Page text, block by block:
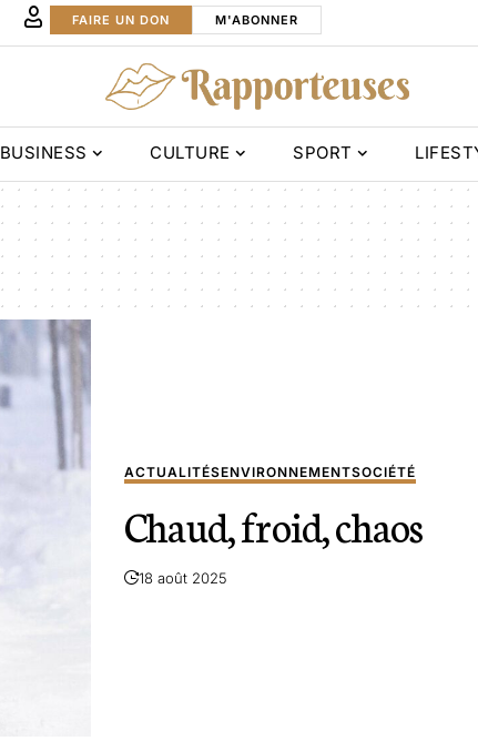
FAIRE UN DON M'ABONNER
BUSINESS CULTURE SPORT
ACTUALITÉSENVIRONNEMENTSOCIÉTÉ
Chaud, froid, chaos
18 août 2025